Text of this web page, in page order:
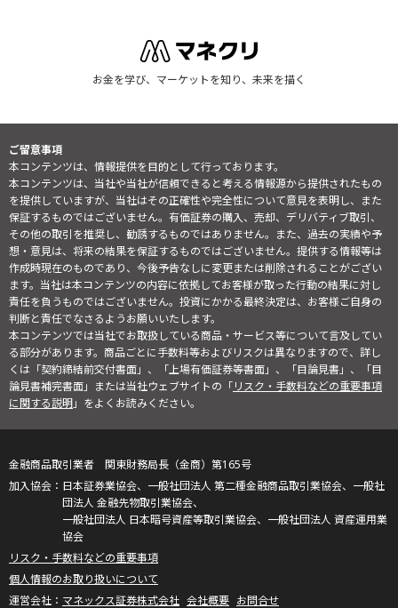
お金を学び、マーケットを知り、未来を描く
ご留意事項
本コンテンツは、情報提供を目的として行っております。
本コンテンツは、当社や当社が信頼できると考える情報源から提供されたもの
を提供していますが、当社はその正確性や完全性について意見を表明し、また
保証するものではございません。有価証券の購入、売却、デリバティブ取引、
その他の取引を推奨し、勧誘するものではありません。また、過去の実績や予
想・意見は、将来の結果を保証するものではございません。提供する情報等は
作成時現在のものであり、今後予告なしに変更または削除されることがござい
ます。当社は本コンテンツの内容に依拠してお客様が取った行動の結果に対し
責任を負うものではございません。投資にかかる最終決定は、お客様ご自身の
判断と責任でなさるようお願いいたします。
本コンテンツでは当社でお取扱している商品・サービス等について言及してい
る部分があります。商品ごとに手数料等およびリスクは異なりますので、詳し
くは「契約締結前交付書面」、「上場有価証券等書面」、「目論見書」、「目
論見書補完書面」または当社ウェブサイトの「リスク・手数料などの重要事項
に関する説明」をよくお読みください。
金融商品取引業者 関東財務局長（金商）第165号
日本証券業協会、一般社団法人 第二種金融商品取引業協会、一般社
団法人 金融先物取引業協会、
一般社団法人 日本暗号資産等取引業協会、一般社団法人 資産運用業
協会
リスク・手数料などの重要事項
個人情報のお取り扱いについて
マネックス証券株式会社 会社概要 お問合せ